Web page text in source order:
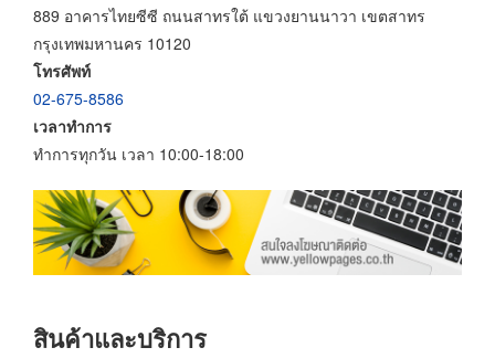
889 อาคารไทยซีซี ถนนสาทรใต้ แขวงยานนาวา เขตสาทร
กรุงเทพมหานคร 10120
โทรศัพท์
02-675-8586
เวลาทำการ
ทำการทุกวัน เวลา 10:00-18:00
สินค้าและบริการ